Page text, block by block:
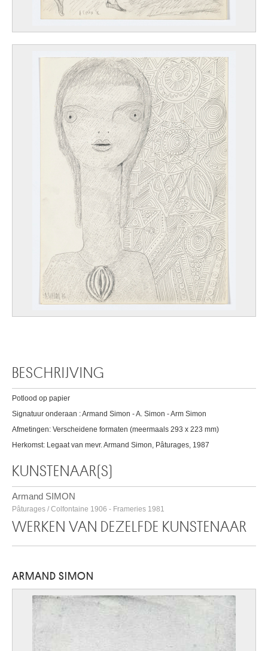
BESCHRIJVING
Potlood op papier
Signatuur onderaan : Armand Simon - A. Simon - Arm Simon
Afmetingen: Verscheidene formaten (meermaals 293 x 223 mm)
Herkomst: Legaat van mevr. Armand Simon, Pâturages, 1987
KUNSTENAAR(S)
Armand SIMON
Pâturages / Colfontaine 1906 - Frameries 1981
WERKEN VAN DEZELFDE KUNSTENAAR
ARMAND SIMON